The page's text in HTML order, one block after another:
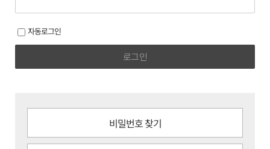
자동로그인
로그인
비밀번호 찾기